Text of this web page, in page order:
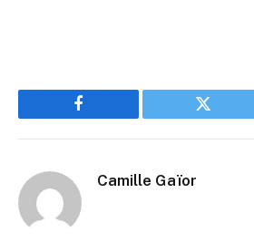
Facebook Twitter
Camille Gaïor